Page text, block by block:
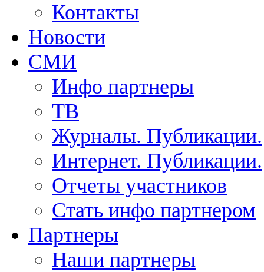
Контакты
Новости
СМИ
Инфо партнеры
ТВ
Журналы. Публикации.
Интернет. Публикации.
Отчеты участников
Стать инфо партнером
Партнеры
Наши партнеры